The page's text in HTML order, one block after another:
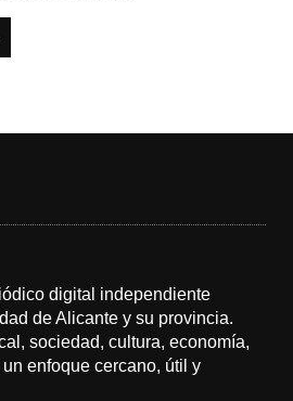
digital independiente
de Alicante y su provincia.
sociedad, cultura, economía,
enfoque cercano, útil y